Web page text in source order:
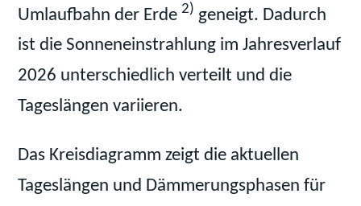
Umlaufbahn der Erde2) geneigt. Dadurch
ist die Sonneneinstrahlung im Jahresverlauf
2026 unterschiedlich verteilt und die
Tageslängen variieren.
Das Kreisdiagramm zeigt die aktuellen
Tageslängen und Dämmerungsphasen für